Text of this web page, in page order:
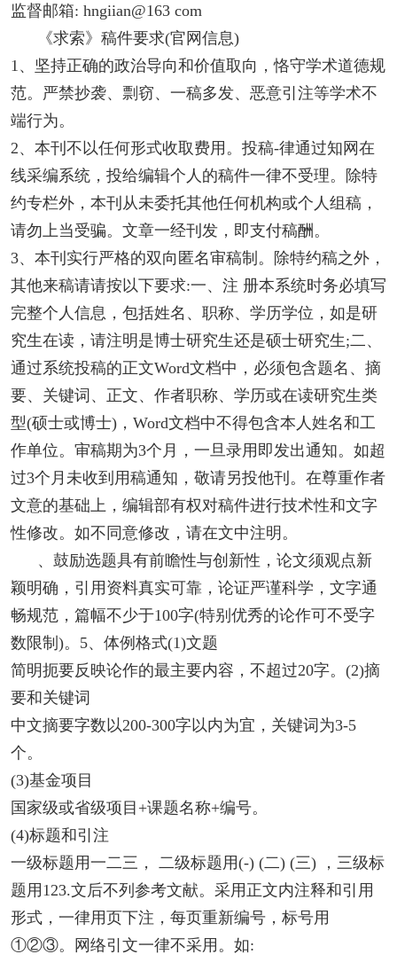
监督邮箱: hngiian@163 com
《求索》稿件要求(官网信息)
1、坚持正确的政治导向和价值取向，恪守学术道德规
范。严禁抄袭、剽窃、一稿多发、恶意引注等学术不
端行为。
2、本刊不以任何形式收取费用。投稿-律通过知网在
线采编系统，投给编辑个人的稿件一律不受理。除特
约专栏外，本刊从未委托其他任何机构或个人组稿，
请勿上当受骗。文章一经刊发，即支付稿酬。
3、本刊实行严格的双向匿名审稿制。除特约稿之外，
其他来稿请请按以下要求:一、注 册本系统时务必填写
完整个人信息，包括姓名、职称、学历学位，如是研
究生在读，请注明是博士研究生还是硕士研究生;二、
通过系统投稿的正文Word文档中，必须包含题名、摘
要、关键词、正文、作者职称、学历或在读研究生类
型(硕士或博士)，Word文档中不得包含本人姓名和工
作单位。审稿期为3个月，一旦录用即发出通知。如超
过3个月未收到用稿通知，敬请另投他刊。在尊重作者
文意的基础上，编辑部有权对稿件进行技术性和文字
性修改。如不同意修改，请在文中注明。
、鼓励选题具有前瞻性与创新性，论文须观点新
颖明确，引用资料真实可靠，论证严谨科学，文字通
畅规范，篇幅不少于100字(特别优秀的论作可不受字
数限制)。5、体例格式(1)文题
简明扼要反映论作的最主要内容，不超过20字。(2)摘
要和关键词
中文摘要字数以200-300字以内为宜，关键词为3-5
个。
(3)基金项目
国家级或省级项目+课题名称+编号。
(4)标题和引注
一级标题用一二三， 二级标题用(-) (二) (三) ，三级标
题用123.文后不列参考文献。采用正文内注释和引用
形式，一律用页下注，每页重新编号，标号用
①②③。网络引文一律不采用。如: